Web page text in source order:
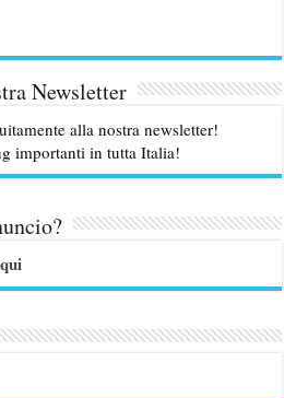
Newsletter
alla nostra newsletter!
importanti in tutta Italia!